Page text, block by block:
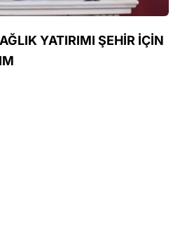
YATIRIMI ŞEHİR İÇİN